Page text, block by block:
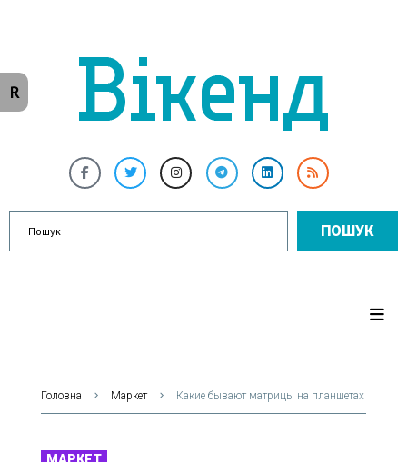
ПОШУК
Головна Маркет Какие бывают матрицы на планшетах
R